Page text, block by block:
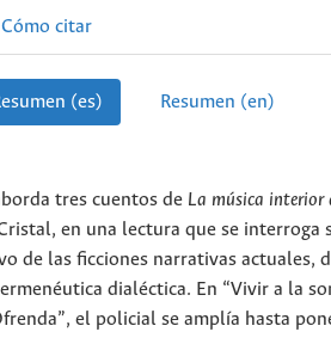
Cómo citar
(es) Resumen (en)
tres cuentos de La música interior
en una lectura que se interroga
de las ficciones narrativas actuales,
dialéctica. En “Vivir a la
el policial se amplía hasta